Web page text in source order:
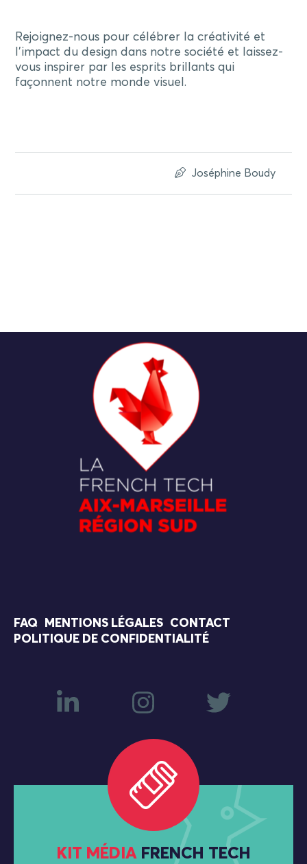
Rejoignez-nous pour célébrer la créativité et
l’impact du design dans notre société et laissez-
vous inspirer par les esprits brillants qui
façonnent notre monde visuel.
Joséphine Boudy
FAQ MENTIONS LÉGALES
CONTACT
POLITIQUE DE CONFIDENTIALITÉ
KIT MÉDIA FRENCH TECH